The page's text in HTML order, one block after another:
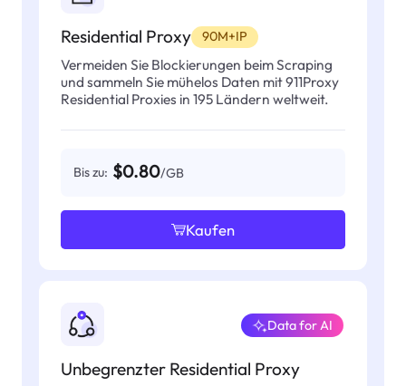
Residential Proxy 90M+IP
Vermeiden Sie Blockierungen beim Scraping
und sammeln Sie mühelos Daten mit 911Proxy
Residential Proxies in 195 Ländern weltweit.
Bis zu: $0.80/GB
Kaufen
Unbegrenzter Residential Proxy
Data for AI